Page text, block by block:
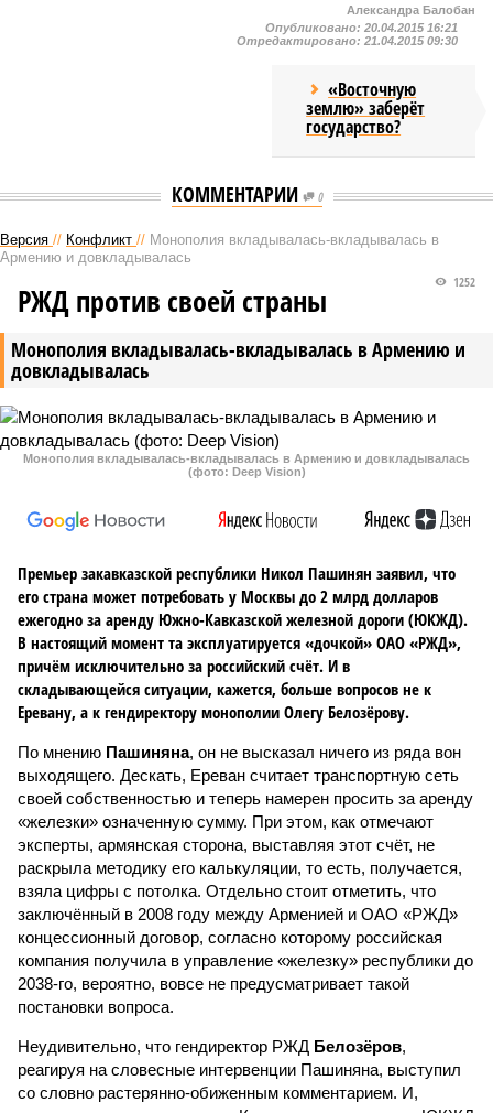
Александра Балобан
Опубликовано: 20.04.2015 16:21
Отредактировано: 21.04.2015 09:30
«Восточную
землю» заберёт
государство?
КОММЕНТАРИИ 0
Версия // Конфликт // Монополия вкладывалась-вкладывалась в
Армению и довкладывалась
Монополия вкладывалась-вкладывалась в Армению и
довкладывалась
1252
РЖД против своей страны
Монополия вкладывалась-вкладывалась в Армению и довкладывалась
(фото: Deep Vision)
Премьер закавказской республики Никол Пашинян заявил, что
его страна может потребовать у Москвы до 2 млрд долларов
ежегодно за аренду Южно-Кавказской железной дороги (ЮКЖД).
В настоящий момент та эксплуатируется «дочкой» ОАО «РЖД»,
причём исключительно за российский счёт. И в
складывающейся ситуации, кажется, больше вопросов не к
Еревану, а к гендиректору монополии Олегу Белозёрову.
По мнению Пашиняна, он не высказал ничего из ряда вон
выходящего. Дескать, Ереван считает транспортную сеть
своей собственностью и теперь намерен просить за аренду
«железки» означенную сумму. При этом, как отмечают
эксперты, армянская сторона, выставляя этот счёт, не
раскрыла методику его калькуляции, то есть, получается,
взяла цифры с потолка. Отдельно стоит отметить, что
заключённый в 2008 году между Арменией и ОАО «РЖД»
концессионный договор, согласно которому российская
компания получила в управление «железку» республики до
2038-го, вероятно, вовсе не предусматривает такой
постановки вопроса.
Неудивительно, что гендиректор РЖД Белозёров,
реагируя на словесные интервенции Пашиняна, выступил
со словно растерянно-обиженным комментарием. И,